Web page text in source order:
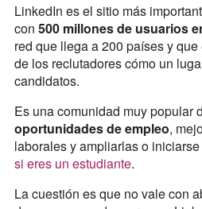
LinkedIn es el sitio más
con 500 millones de usuarios
red que llega a 200 países y
de los reclutadores cómo un
candidatos.
Es una comunidad muy popular
oportunidades de empleo,
laborales y ampliarlas o
si eres un estudiante.
La cuestión es que no vale con